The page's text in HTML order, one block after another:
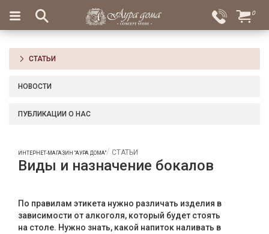
Вход
Избранное
×
Салоны
Доставка
Оплата
для
Бар
хрусталь
Посуда
Сервировка
0
СТАТЬИ
НОВОСТИ
ПУБЛИКАЦИИ О НАС
ИНТЕРНЕТ-МАГАЗИН "АУРА ДОМА" СТАТЬИ
Виды и назначение бокалов
По правилам этикета нужно различать изделия в
зависимости от алкоголя, который будет стоять
на столе. Нужно знать, какой напиток наливать в